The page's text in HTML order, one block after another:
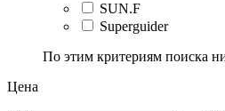
SUN.F
Superguider
По этим критериям поиска
Цена